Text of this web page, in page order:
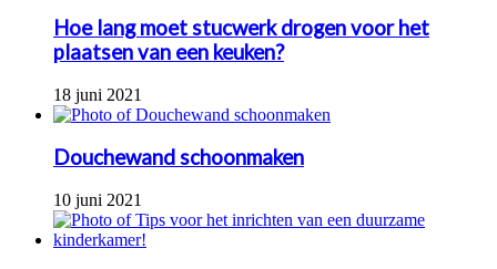
Hoe lang moet stucwerk drogen voor het
plaatsen van een keuken?
18 juni 2021
Douchewand schoonmaken
10 juni 2021